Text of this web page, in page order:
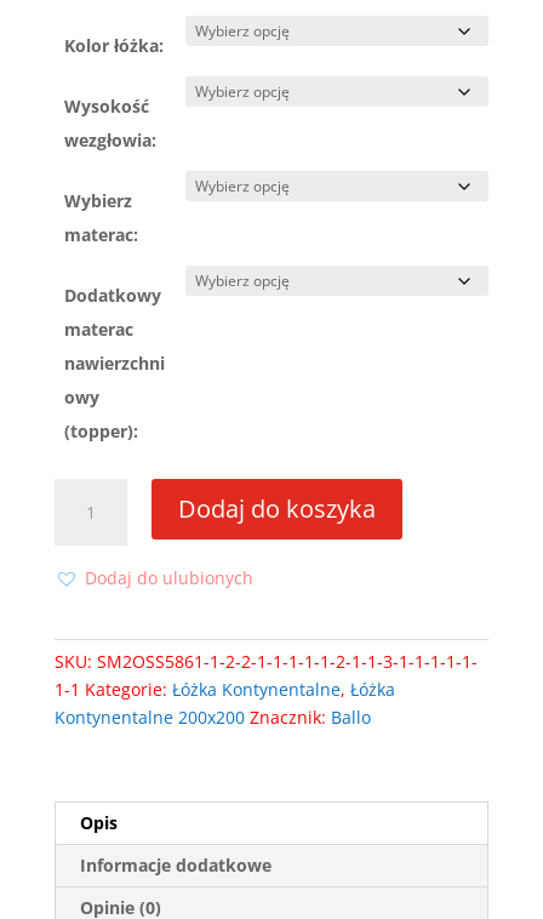
Kolor łóżka:
Wysokość
wezgłowia:
Wybierz
materac:
Dodatkowy
materac
nawierzchni
owy
(topper):
Łóżko
Ballo
wbudowanym
materacem
Dodaj do koszyka
Dodaj do ulubionych
SKU: SM2OSS5861-1-2-2-1-1-1-1-1-2-1-1-3-1-1-1-1-1-
1-1 Kategorie: Łóżka Kontynentalne, Łóżka
Kontynentalne 200x200 Znacznik: Ballo
Opis
Informacje dodatkowe
Opinie (0)